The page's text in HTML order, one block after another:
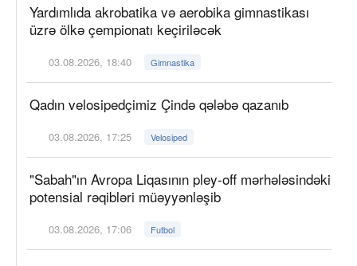
Yardımlıda akrobatika və aerobika gimnastikası
üzrə ölkə çempionatı keçiriləcək
03.08.2026, 18:40 Gimnastika
Qadın velosipedçimiz Çində qələbə qazanıb
03.08.2026, 17:25 Velosiped
"Sabah"ın Avropa Liqasının pley-off mərhələsindəki
potensial rəqibləri müəyyənləşib
03.08.2026, 17:06 Futbol